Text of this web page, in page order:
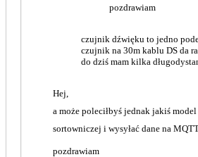
pozdrawiam
czujnik dźwięku to jedno
czujnik na 30m kablu DS da
do dziś mam kilka
Hej,
a może poleciłbyś jednak jakiś model
sortowniczej i wysyłać dane na
pozdrawiam